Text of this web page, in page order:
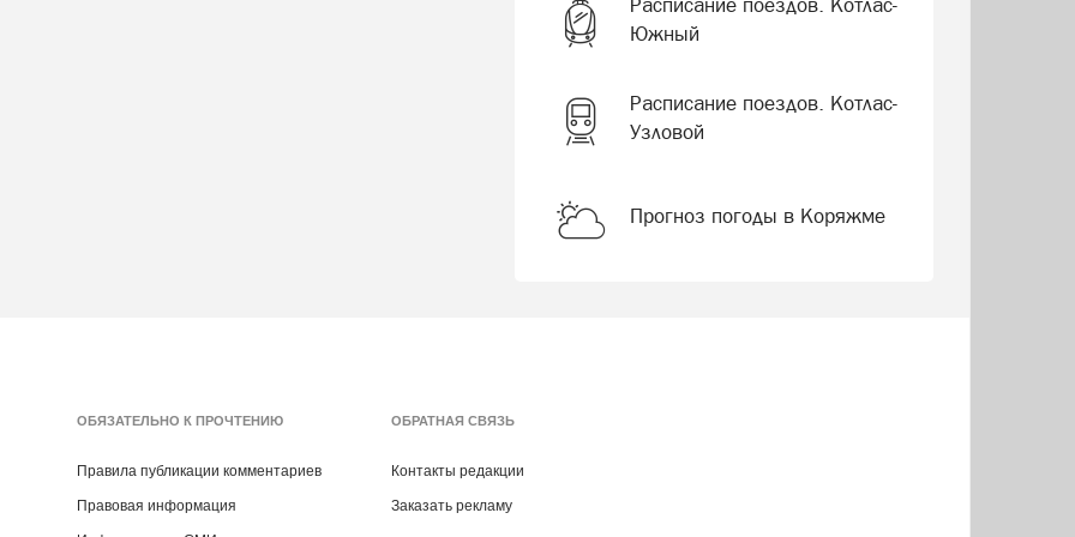
Южный
Расписание поездов. Котлас-
Узловой
Прогноз погоды в Коряжме
ОБЯЗАТЕЛЬНО К ПРОЧТЕНИЮ
Правила публикации комментариев
Правовая информация
ОБРАТНАЯ СВЯЗЬ
Контакты редакции
Заказать рекламу